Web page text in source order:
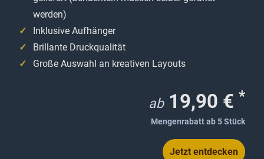
werden)
Inklusive Aufhänger
Brillante Druckqualität
Große Auswahl an kreativen Layouts
ab 19,90 € *
Mengenrabatt ab 5 Stück
Jetzt entdecken